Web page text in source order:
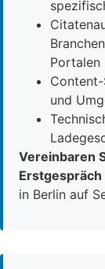
Portalen
und
Vereinbaren
Erstgespräch
in Berlin auf